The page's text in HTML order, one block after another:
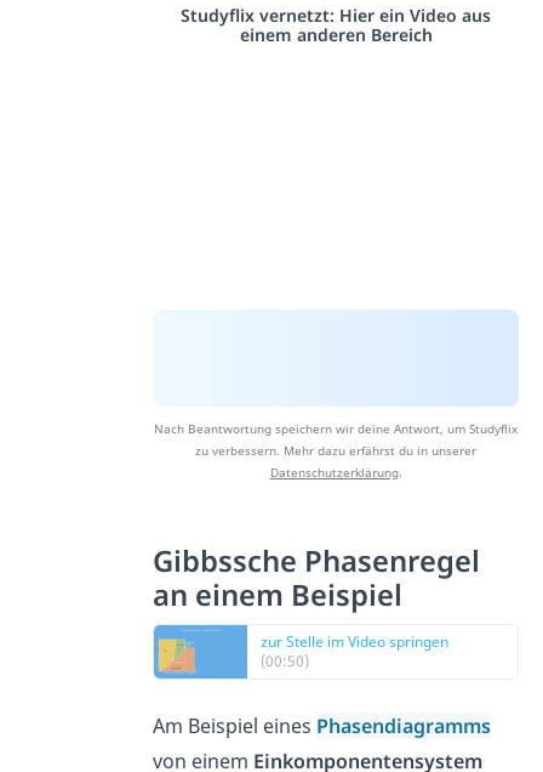
Studyflix vernetzt: Hier ein Video aus
einem anderen Bereich
Nach Beantwortung speichern wir deine Antwort, um Studyflix
zu verbessern. Mehr dazu erfährst du in unserer
Datenschutzerklärung.
Gibbssche Phasenregel
an einem Beispiel
zur Stelle im Video springen
(00:50)
Am Beispiel eines Phasendiagramms
von einem Einkomponentensystem